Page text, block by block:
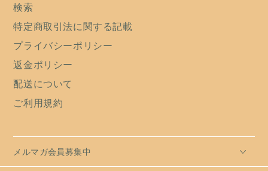
検索
特定商取引法に関する記載
プライバシーポリシー
返金ポリシー
配送について
ご利用規約
メルマガ会員募集中